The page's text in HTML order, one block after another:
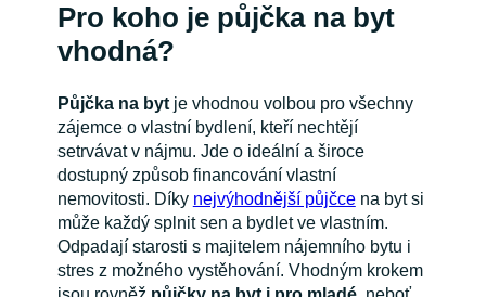
Pro koho je půjčka na byt
vhodná?
Půjčka na bytje vhodnou volbou pro všechny
zájemce o vlastní bydlení, kteří nechtějí
setrvávat v nájmu. Jde o ideální a široce
dostupný způsob financování vlastní
nemovitosti. Díky nejvýhodnější půjčce na byt si
může každý splnit sen a bydlet ve vlastním.
Odpadají starosti s majitelem nájemního bytu i
stres z možného vystěhování. Vhodným krokem